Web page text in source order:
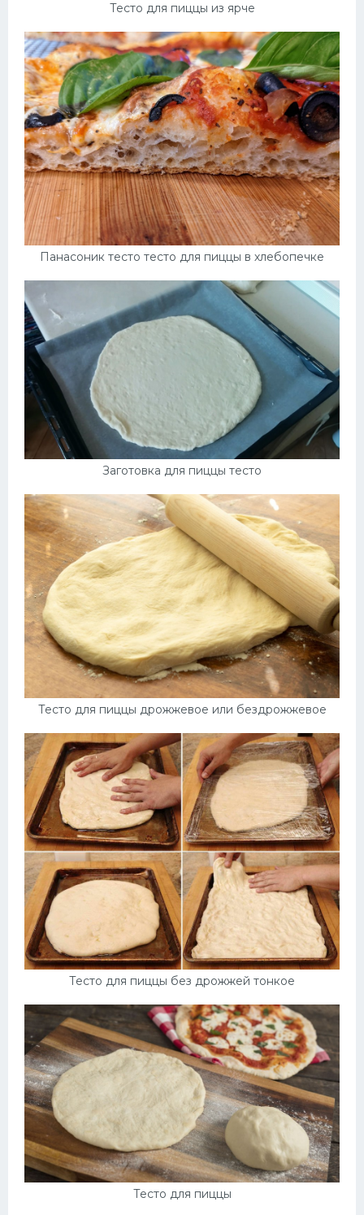
Тесто для пиццы из ярче
Панасоник тесто тесто для пиццы в хлебопечке
Заготовка для пиццы тесто
Тесто для пиццы дрожжевое или бездрожжевое
Тесто для пиццы без дрожжей тонкое
Тесто для пиццы